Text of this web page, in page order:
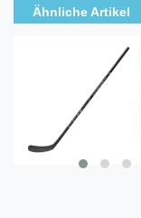
Ähnliche Artikel